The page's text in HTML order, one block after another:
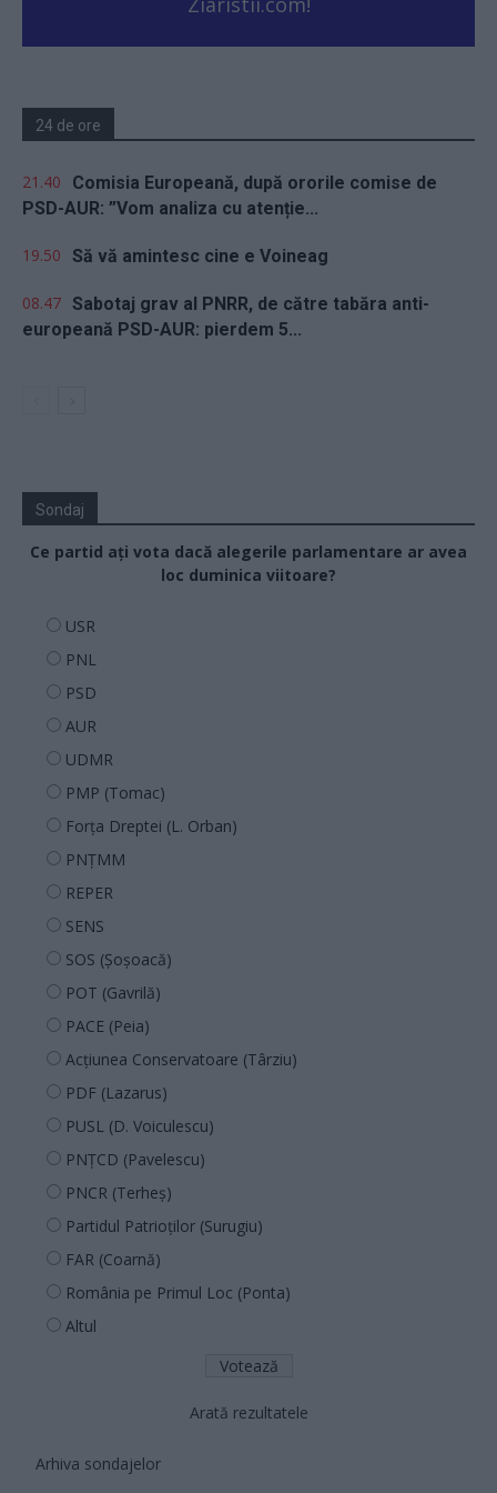
24 de ore
21.40
Comisia Europeană, după ororile comise de
PSD-AUR: ”Vom analiza cu atenție...
19.50 Să vă amintesc cine e Voineag
08.47 Sabotaj grav al PNRR, de către tabăra anti-
europeană PSD-AUR: pierdem 5...
Sondaj
Ce partid ați vota dacă alegerile parlamentare ar avea
loc duminica viitoare?
USR
PNL
PSD
AUR
UDMR
PMP (Tomac)
Forța Dreptei (L. Orban)
PNȚMM
REPER
SENS
SOS (Șoșoacă)
POT (Gavrilă)
PACE (Peia)
Acțiunea Conservatoare (Târziu)
PDF (Lazarus)
PUSL (D. Voiculescu)
PNȚCD (Pavelescu)
PNCR (Terheș)
Partidul Patrioților (Surugiu)
FAR (Coarnă)
România pe Primul Loc (Ponta)
Altul
Arată rezultatele
Arhiva sondajelor